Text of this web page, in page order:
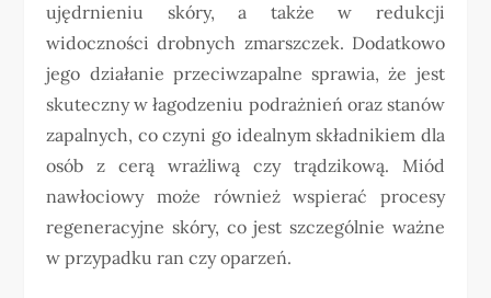
ujędrnieniu skóry, a także w redukcji
widoczności drobnych zmarszczek. Dodatkowo
jego działanie przeciwzapalne sprawia, że jest
skuteczny w łagodzeniu podrażnień oraz stanów
zapalnych, co czyni go idealnym składnikiem dla
osób z cerą wrażliwą czy trądzikową. Miód
nawłociowy może również wspierać procesy
regeneracyjne skóry, co jest szczególnie ważne
w przypadku ran czy oparzeń.